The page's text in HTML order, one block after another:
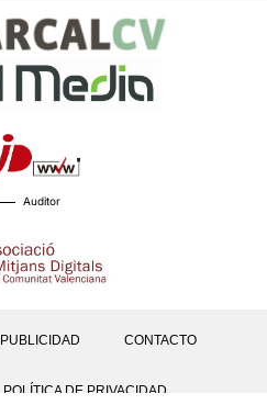
Auditor
PUBLICIDAD CONTACTO
POLÍTICA DE PRIVACIDAD